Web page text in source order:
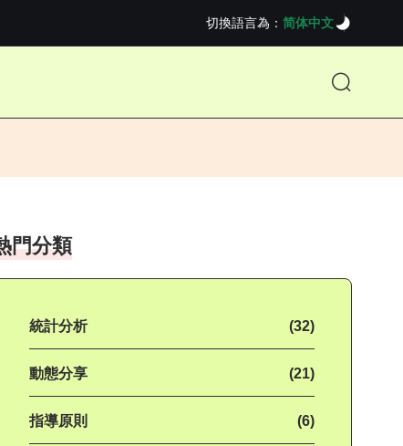
切換語言為： 简体中文
門分類
統計分析 (32)
動態分享 (21)
指導原則 (6)